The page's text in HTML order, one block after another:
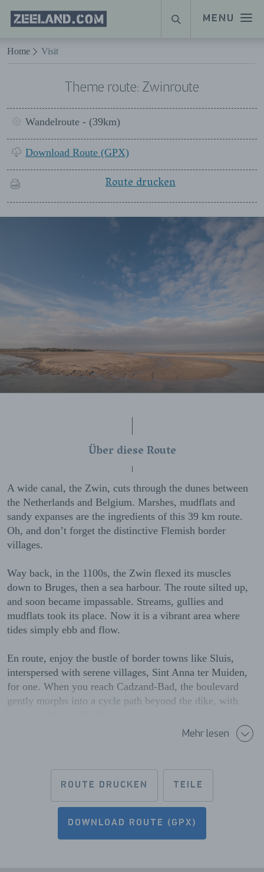
Naar hoofdinhoud
MENU
Homepage
Zeeland.com
SUCHE
Home Visit
Theme route: Zwinroute
Wandelroute - (39km)
Download Route (GPX)
Route drucken
Über diese Route
A wide canal, the Zwin, cuts through the dunes between
the Netherlands and Belgium. Marshes, mudflats and
sandy expanses are the ingredients of this 39 km route.
Oh, and don’t forget the distinctive Flemish border
villages.
Way back, in the 1100s, the Zwin flexed its muscles
down to Bruges, then a sea harbour. The route silted up,
and soon became impassable. Streams, gullies and
mudflats took its place. Now it is a vibrant area where
tides simply ebb and flow.
En route, enjoy the bustle of border towns like Sluis,
interspersed with serene villages, Sint Anna ter Muiden,
for one. When you reach Cadzand-Bad, the boulevard
gently morphs into a cycle path beyond the dike, with
Mehr lesen
ROUTE DRUCKEN TEILE
DOWNLOAD ROUTE (GPX)